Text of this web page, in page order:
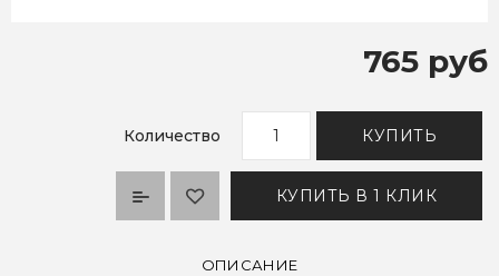
765 руб
Количество КУПИТЬ
КУПИТЬ В 1 КЛИК
ОПИСАНИЕ